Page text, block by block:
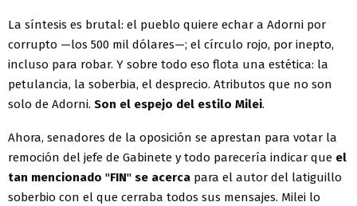
La síntesis es brutal: el pueblo quiere echar a Adorni por
corrupto —los 500 mil dólares—; el círculo rojo, por inepto,
incluso para robar. Y sobre todo eso flota una estética: la
petulancia, la soberbia, el desprecio. Atributos que no son
solo de Adorni. Son el espejo del estilo Milei.
Ahora, senadores de la oposición se aprestan para votar la
remoción del jefe de Gabinete y todo parecería indicar que el
tan mencionado "FIN" se acerca para el autor del latiguillo
soberbio con el que cerraba todos sus mensajes. Milei lo